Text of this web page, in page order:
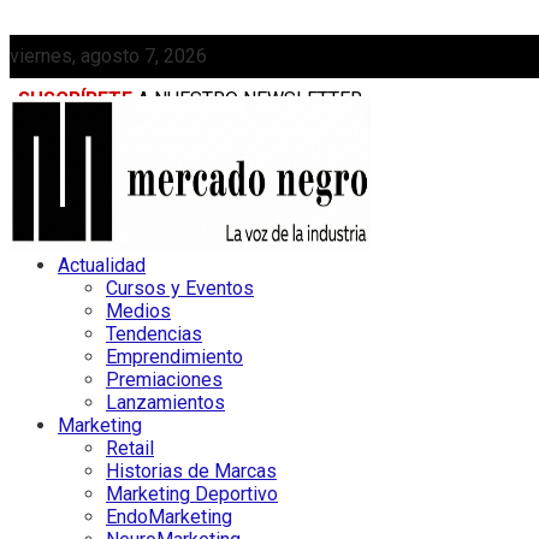
viernes, agosto 7, 2026
SUSCRÍBETE A NUESTRO NEWSLETTER
MEDIAKIT
Actualidad
Cursos y Eventos
Medios
Tendencias
Emprendimiento
Premiaciones
Lanzamientos
Marketing
Retail
Historias de Marcas
Marketing Deportivo
EndoMarketing